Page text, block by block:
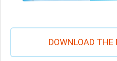
DOWNLOAD THE